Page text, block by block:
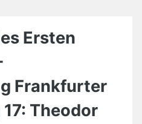
Ersten
Frankfurter
Theodor